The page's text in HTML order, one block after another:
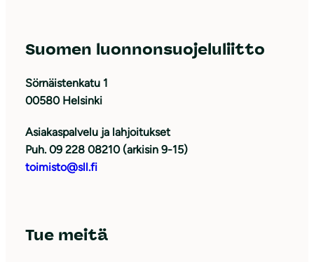
Suomen luonnonsuojeluliitto
Sörnäistenkatu 1
00580 Helsinki
Asiakaspalvelu ja lahjoitukset
Puh. 09 228 08210 (arkisin 9-15)
toimisto@sll.fi
Tue meitä